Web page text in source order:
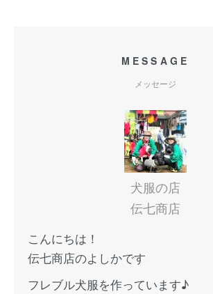
MESSAGE
メッセージ
犬服の店
伝七商店
こんにちは！
伝七商店のよしかです
フレブル犬服を作っています♪